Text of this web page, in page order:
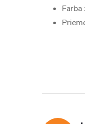
Farba